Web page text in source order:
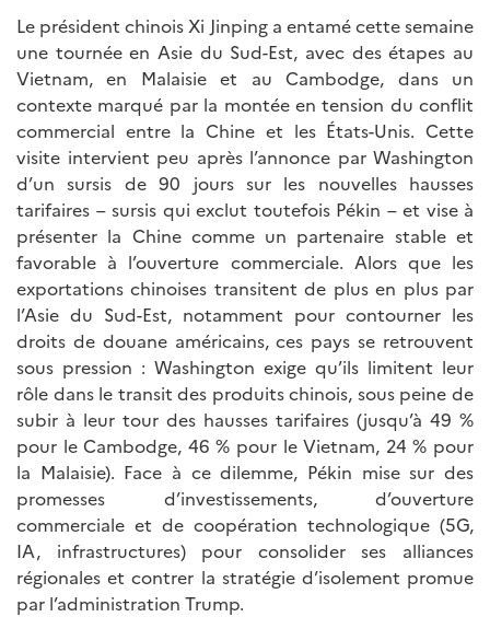
Le président chinois Xi Jinping a entamé cette semaine
une tournée en Asie du Sud-Est, avec des étapes au
Vietnam, en Malaisie et au Cambodge, dans un
contexte marqué par la montée en tension du conflit
commercial entre la Chine et les États-Unis. Cette
visite intervient peu après l’annonce par Washington
d’un sursis de 90 jours sur les nouvelles hausses
tarifaires – sursis qui exclut toutefois Pékin – et vise à
présenter la Chine comme un partenaire stable et
favorable à l’ouverture commerciale. Alors que les
exportations chinoises transitent de plus en plus par
l’Asie du Sud-Est, notamment pour contourner les
droits de douane américains, ces pays se retrouvent
sous pression : Washington exige qu’ils limitent leur
rôle dans le transit des produits chinois, sous peine de
subir à leur tour des hausses tarifaires (jusqu’à 49 %
pour le Cambodge, 46 % pour le Vietnam, 24 % pour
la Malaisie). Face à ce dilemme, Pékin mise sur des
promesses d’investissements, d’ouverture
commerciale et de coopération technologique (5G,
IA, infrastructures) pour consolider ses alliances
régionales et contrer la stratégie d’isolement promue
par l’administration Trump.